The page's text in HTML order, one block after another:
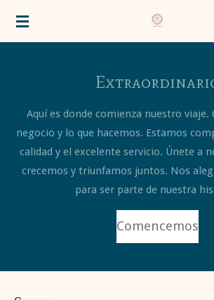
Aquí es donde comienza nuestro viaje.
negocio y lo que hacemos. Estamos
calidad y el excelente servicio. Únete a
crecemos y triunfamos juntos. Nos
para ser parte de nuestra
Comencemos